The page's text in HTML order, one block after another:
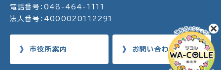
電話番号：048-464-1111
法人番号：4000020112291
市役所案内 お問い合わせ